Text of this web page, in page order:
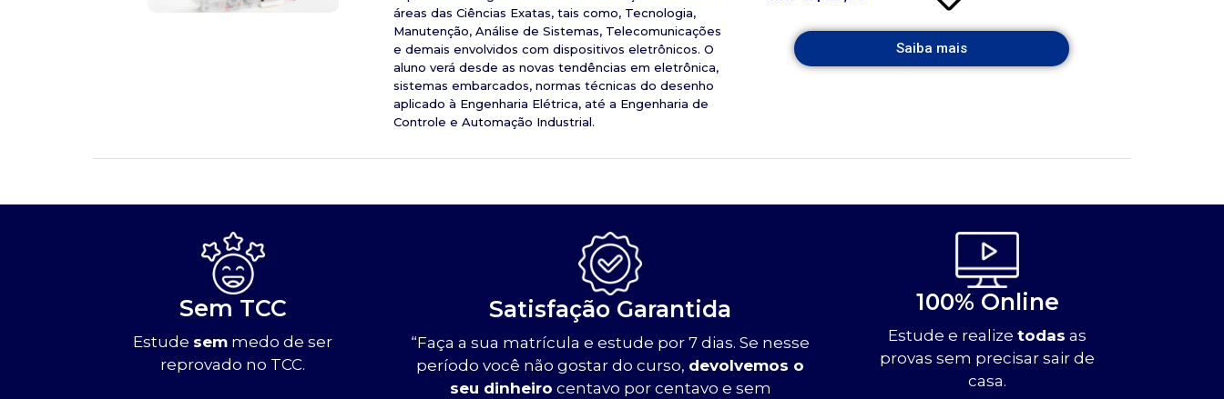
áreas das Ciências Exatas, tais como, Tecnologia,
Manutenção, Análise de Sistemas, Telecomunicações
e demais envolvidos com dispositivos eletrônicos. O
aluno verá desde as novas tendências em eletrônica,
sistemas embarcados, normas técnicas do desenho
aplicado à Engenharia Elétrica, até a Engenharia de
Controle e Automação Industrial.
Saiba mais
Sem TCC
Estude sem medo de ser
reprovado no TCC.
Satisfação Garantida
“Faça a sua matrícula e estude por 7 dias. Se nesse
período você não gostar do curso, devolvemos o
seu dinheiro centavo por centavo e sem
100% Online
Estude e realizetodas as
provas sem precisar sair de
casa.